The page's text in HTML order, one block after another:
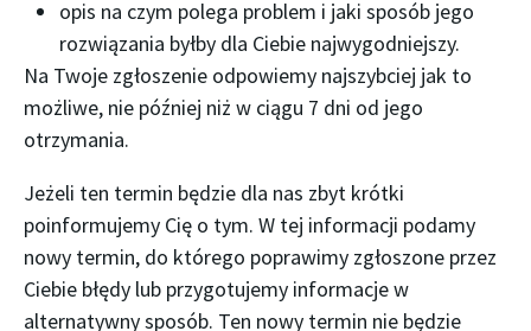
opis na czym polega problem i jaki sposób jego
rozwiązania byłby dla Ciebie najwygodniejszy.
Na Twoje zgłoszenie odpowiemy najszybciej jak to
możliwe, nie później niż w ciągu 7 dni od jego
otrzymania.
Jeżeli ten termin będzie dla nas zbyt krótki
poinformujemy Cię o tym. W tej informacji podamy
nowy termin, do którego poprawimy zgłoszone przez
Ciebie błędy lub przygotujemy informacje w
alternatywny sposób. Ten nowy termin nie będzie